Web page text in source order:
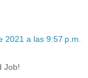
2021 a las 9:57 p.m.
Job!